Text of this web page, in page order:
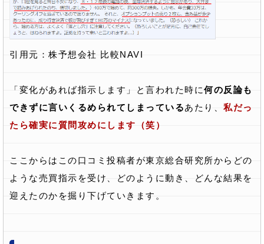
引用元：株予想会社 比較NAVI
「変化があれば指示します」と言われた時に何の反論も
できずに言いくるめられてしまっているあたり、 私だっ
たら確実に質問攻めにします（笑）
ここからはこの口コミ投稿者が東京総合研究所からどの
ような売買指示を受け、どのように動き、どんな結果を
迎えたのかを掘り下げていきます。